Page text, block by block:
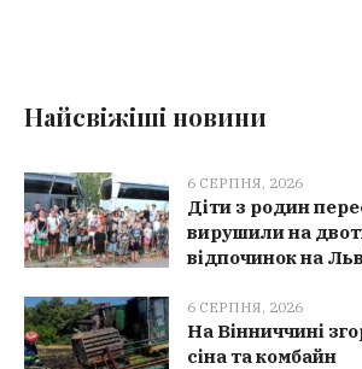
Найсвіжіші новини
6 СЕРПНЯ, 2026
Діти з родин
вирушили на
відпочинок на
6 СЕРПНЯ, 2026
На Вінниччині
сіна та комбайн